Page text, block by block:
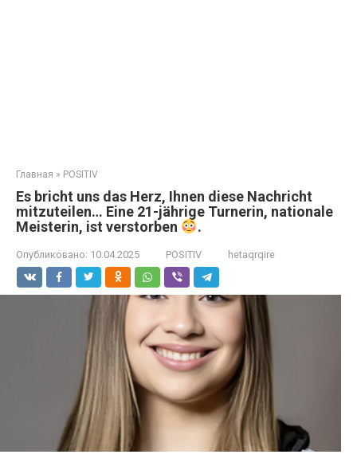
Главная » POSITIV
Es bricht uns das Herz, Ihnen diese Nachricht
mitzuteilen… Eine 21-jährige Turnerin, nationale
Meisterin, ist verstorben
.
Опубликовано: 10.04.2025 POSITIV hetaqrqire